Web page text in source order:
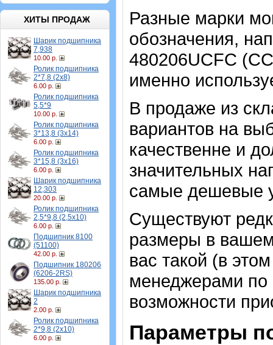
ХИТЫ ПРОДАЖ
Шарик подшипника
7,938
10.00 р.
Ролик подшипника
2*7,8 (2х8)
6.00 р.
Ролик подшипника
5,5*9
10.00 р.
Ролик подшипника
3*13,8 (3х14)
6.00 р.
Ролик подшипника
3*15,8 (3х16)
6.00 р.
Шарик подшипника
12,303
20.00 р.
Ролик подшипника
2,5*9,8 (2,5х10)
6.00 р.
Подшипник 8100
(51100)
42.00 р.
Подшипник 180206
(6206-2RS)
135.00 р.
Шарик подшипника
2
2.00 р.
Ролик подшипника
2*9,8 (2х10)
6.00 р.
Разные марки
обозначения,
480206UCFC
именно
В продаже из
вариантов на
качественне и
значительных
самые дешевые
Существуют
размеры в
вас такой (в
менеджерами по
возможности
Параметры